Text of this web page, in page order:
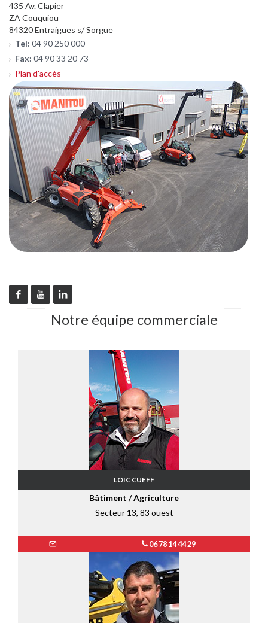
435 Av. Clapier
ZA Couquiou
84320 Entraigues s/ Sorgue
Tel: 04 90 250 000
Fax: 04 90 33 20 73
Plan d'accès
Notre équipe commerciale
LOIC CUEFF
Bâtiment / Agriculture
Secteur 13, 83 ouest
06 78 14 44 29